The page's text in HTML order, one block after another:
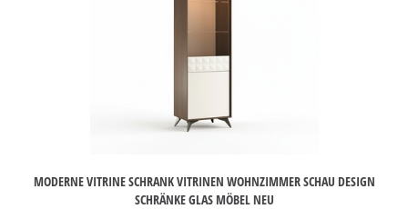
MODERNE VITRINE SCHRANK VITRINEN WOHNZIMMER SCHAU DESIGN
SCHRÄNKE GLAS MÖBEL NEU